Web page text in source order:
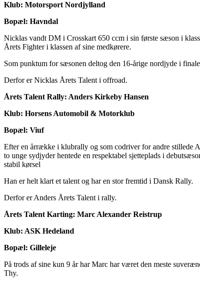
Klub: Motorsport Nordjylland
Bopæl: Havndal
Nicklas vandt DM i Crosskart 650 ccm i sin første sæson i
Årets Fighter i klassen af sine medkørere.
Som punktum for sæsonen deltog den 16-årige nordjyde i
Derfor er Nicklas Årets Talent i offroad.
Årets Talent Rally: Anders Kirkeby Hansen
Klub: Horsens Automobil & Motorklub
Bopæl: Viuf
Efter en årrække i klubrally og som codriver for andre stillede
to unge sydjyder hentede en respektabel sjetteplads i
stabil kørsel
Han er helt klart et talent og har en stor fremtid i Dansk Rally.
Derfor er Anders Årets Talent i rally.
Årets Talent Karting: Marc Alexander Reistrup
Klub: ASK Hedeland
Bopæl: Gilleleje
På trods af sine kun 9 år har Marc har været den meste
Thy.